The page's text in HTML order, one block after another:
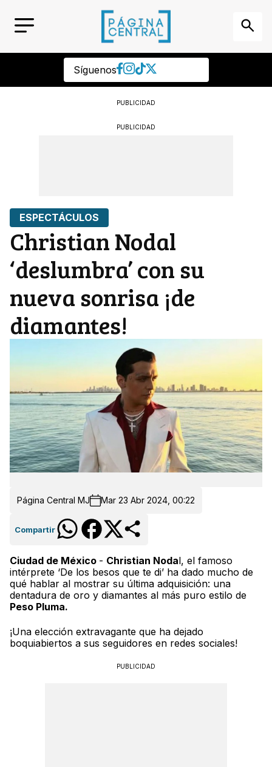
Síguenos
PUBLICIDAD
PUBLICIDAD
ESPECTÁCULOS
Christian Nodal
‘deslumbra’ con su
nueva sonrisa ¡de
diamantes!
Página Central MJ Mar 23 Abr 2024, 00:22
Compartir
Ciudad de México - Christian Nodal, el famoso
intérprete ‘De los besos que te di’ ha dado mucho de
qué hablar al mostrar su última adquisición: una
dentadura de oro y diamantes al más puro estilo de
Peso Pluma.
¡Una elección extravagante que ha dejado
boquiabiertos a sus seguidores en redes sociales!
PUBLICIDAD